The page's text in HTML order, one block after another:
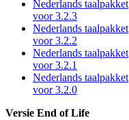
Nederlands taalpakket
voor 3.2.3
Nederlands taalpakket
voor 3.2.2
Nederlands taalpakket
voor 3.2.1
Nederlands taalpakket
voor 3.2.0
Versie End of Life